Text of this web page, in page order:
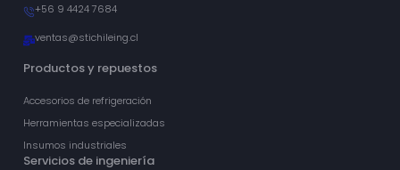
+56 9 4424 7684
ventas@stichileing.cl
Productos y repuestos
Accesorios de refrigeración
Herramientas especializadas
Insumos industriales
Servicios de ingeniería